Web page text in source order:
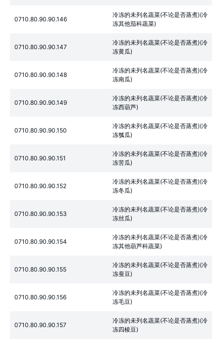
0710.80.90.90.146
冷冻的未列名蔬菜(不论是否蒸煮)(冷
冻其他茄科蔬菜)
0710.80.90.90.147
冷冻的未列名蔬菜(不论是否蒸煮)(冷
冻黄瓜)
0710.80.90.90.148
冷冻的未列名蔬菜(不论是否蒸煮)(冷
冻南瓜)
0710.80.90.90.149
冷冻的未列名蔬菜(不论是否蒸煮)(冷
冻西葫芦)
0710.80.90.90.150
冷冻的未列名蔬菜(不论是否蒸煮)(冷
冻瓠瓜)
0710.80.90.90.151
冷冻的未列名蔬菜(不论是否蒸煮)(冷
冻苦瓜)
0710.80.90.90.152
冷冻的未列名蔬菜(不论是否蒸煮)(冷
冻冬瓜)
0710.80.90.90.153
冷冻的未列名蔬菜(不论是否蒸煮)(冷
冻丝瓜)
0710.80.90.90.154
冷冻的未列名蔬菜(不论是否蒸煮)(冷
冻其他葫芦科蔬菜)
0710.80.90.90.155
冷冻的未列名蔬菜(不论是否蒸煮)(冷
冻蚕豆)
0710.80.90.90.156
冷冻的未列名蔬菜(不论是否蒸煮)(冷
冻毛豆)
0710.80.90.90.157
冷冻的未列名蔬菜(不论是否蒸煮)(冷
冻四棱豆)